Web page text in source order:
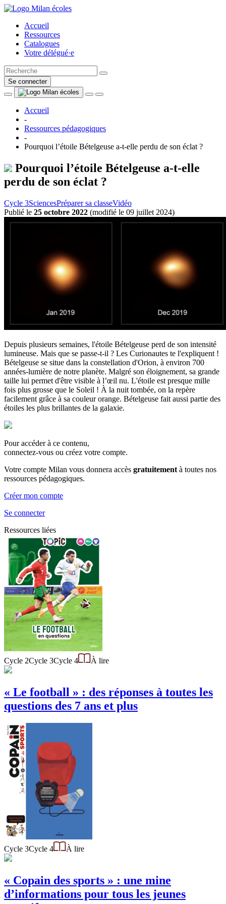
Accueil
Ressources
Catalogues
Votre délégué·e
Se connecter
Accueil
-
Ressources pédagogiques
-
Pourquoi l’étoile Bételgeuse a-t-elle perdu de son éclat ?
Pourquoi l’étoile Bételgeuse a-t-elle
perdu de son éclat ?
Cycle 3SciencesPréparer sa classeVidéo
Publié le 25 octobre 2022 (modifié le 09 juillet 2024)
Depuis plusieurs semaines, l'étoile Bételgeuse perd de son intensité
lumineuse. Mais que se passe-t-il ? Les Curionautes te l'expliquent !
Bételgeuse se situe dans la constellation d'Orion, à environ 700
années-lumière de notre planète. Malgré son éloignement, sa grande
taille lui permet d'être visible à l’œil nu. L'étoile est presque mille
fois plus grosse que le Soleil ! À la nuit tombée, on la repère
facilement grâce à sa couleur orange. Bételgeuse fait aussi partie des
étoiles les plus brillantes de la galaxie.
Pour accéder à ce contenu,
connectez-vous ou créez votre compte.
Votre compte Milan vous donnera accès gratuitement à toutes nos
ressources pédagogiques.
Créer mon compte
Se connecter
Ressources liées
Cycle 2Cycle 3Cycle 4 À lire
« Le football » : des réponses à toutes les
questions des 7 ans et plus
Cycle 3Cycle 4 À lire
« Copain des sports » : une mine
d’informations pour tous les jeunes